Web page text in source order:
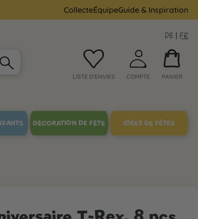
CollecteÉquipeGuide & Inspiration
DE | FR
LISTE D'ENVIES COMPTE PANIER
DÉCORATION DE FÊTE IDÉES DE FÊTES